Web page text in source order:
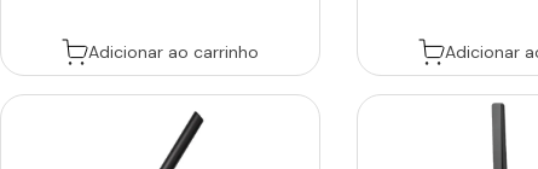
Adicionar ao carrinho Adicionar